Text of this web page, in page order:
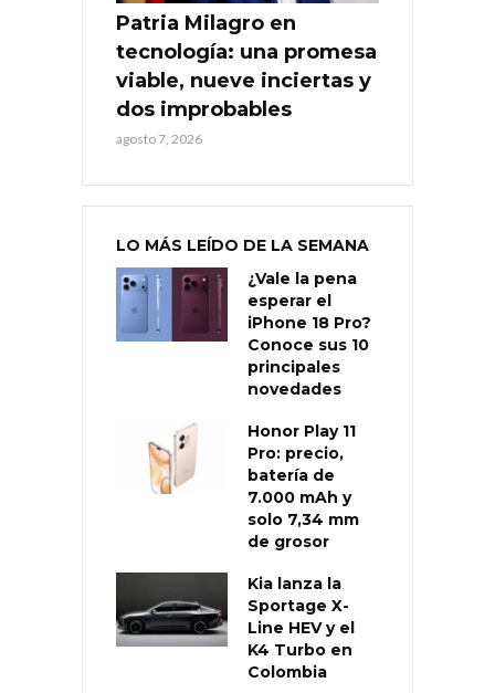
Patria Milagro en
tecnología: una promesa
viable, nueve inciertas y
dos improbables
agosto 7, 2026
LO MÁS LEÍDO DE LA SEMANA
¿Vale la pena
esperar el
iPhone 18 Pro?
Conoce sus 10
principales
novedades
Honor Play 11
Pro: precio,
batería de
7.000 mAh y
solo 7,34 mm
de grosor
Kia lanza la
Sportage X-
Line HEV y el
K4 Turbo en
Colombia